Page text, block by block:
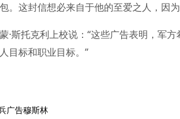
。这封信想必来自于他的至爱之人，因
·斯托克利上校说：“这些广告表明，军
目标和职业目标。”
广告穆斯林